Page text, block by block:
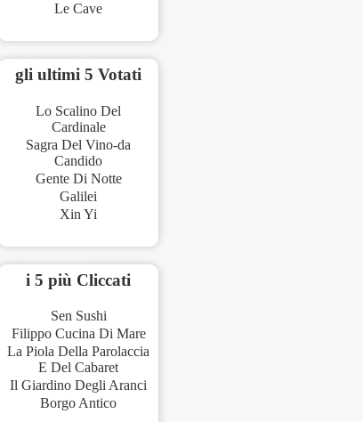
Le Cave
gli ultimi 5 Votati
Lo Scalino Del
Cardinale
Sagra Del Vino-da
Candido
Gente Di Notte
Galilei
Xin Yi
i 5 più Cliccati
Sen Sushi
Filippo Cucina Di Mare
La Piola Della Parolaccia
E Del Cabaret
Il Giardino Degli Aranci
Borgo Antico